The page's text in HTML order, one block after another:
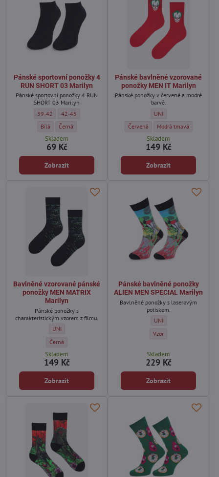
Pánské sportovní ponožky 4
RUN SHORT 03 Marilyn
Pánské sportovní ponožky 4 RUN
SHORT 03 Marilyn
Pánské sportovní ponožky 4 RUN SHORT 03 Marilyn - Velikost:
39-42 Pánské sportovní ponožky 4 RUN SHORT 03 Marilyn - Velikost:
42-45
Pánské sportovní ponožky 4 RUN SHORT 03 Marilyn - Barva:
Bílá Pánské sportovní ponožky 4 RUN SHORT 03 Marilyn - Barva:
Černá
Skladem
69 Kč
Zobrazit
Pánské bavlněné vzorované
ponožky MEN IT Marilyn
Pánské ponožky v červené a modré
barvě.
Pánské bavlněné
UNI
Pánské bavlněné vzorované
Červená Pánské bavlněné
Modrá tmavá
Skladem
149 Kč
Zobrazit
Bavlněné vzorované pánské
ponožky MEN MATRIX
Marilyn
Pánské ponožky s
charakteristickým vzorem z filmu.
Bavlněné vzorované pánské ponožky MEN MATRIX Marilyn -
UNI
Bavlněné vzorované pánské ponožky MEN MATRIX Marilyn - Barva:
Černá
Skladem
149 Kč
Zobrazit
Pánské bavlněné ponožky
ALIEN MEN SPECIAL Marilyn
Bavlněné ponožky s laserovým
potiskem.
Pánské bavlněné
UNI
Pánské bavlněné ponožky
Vzor
Skladem
229 Kč
Zobrazit